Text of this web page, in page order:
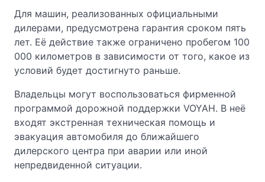
Для машин, реализованных официальными
дилерами, предусмотрена гарантия сроком пять
лет. Её действие также ограничено пробегом 100
000 километров в зависимости от того, какое из
условий будет достигнуто раньше.
Владельцы могут воспользоваться фирменной
программой дорожной поддержки VOYAH. В неё
входят экстренная техническая помощь и
эвакуация автомобиля до ближайшего
дилерского центра при аварии или иной
непредвиденной ситуации.